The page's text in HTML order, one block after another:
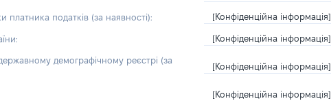
платника податків (за наявності): [Конфіденційна інформація]
[Конфіденційна інформація]
демографічному реєстрі (за
[Конфіденційна інформація]
[Конфіденційна інформація]